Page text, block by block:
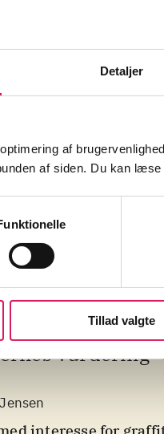
Detaljer
af
af siden. Du kan
Tillad valgte
vurdering